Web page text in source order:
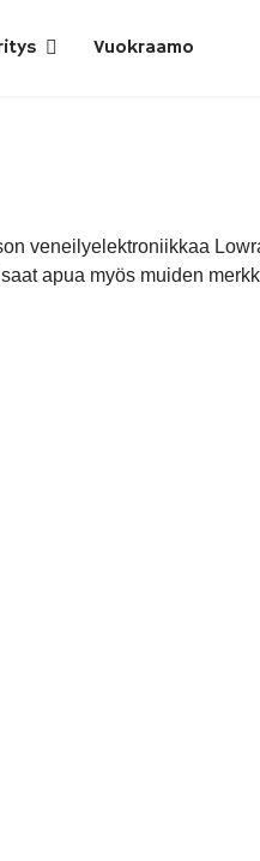
Vuokraamo
veneilyelektroniikkaa
apua myös muiden